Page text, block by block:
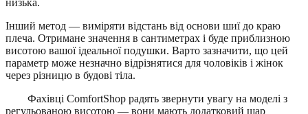
Інший метод — виміряти відстань від основи шиї до краю
плеча. Отримане значення в сантиметрах і буде приблизною
висотою вашої ідеальної подушки. Варто зазначити, що цей
параметр може незначно відрізнятися для чоловіків і жінок
через різницю в будові тіла.
Фахівці ComfortShop радять звернути увагу на моделі з
регульованою висотою — вони мають додатковий шар